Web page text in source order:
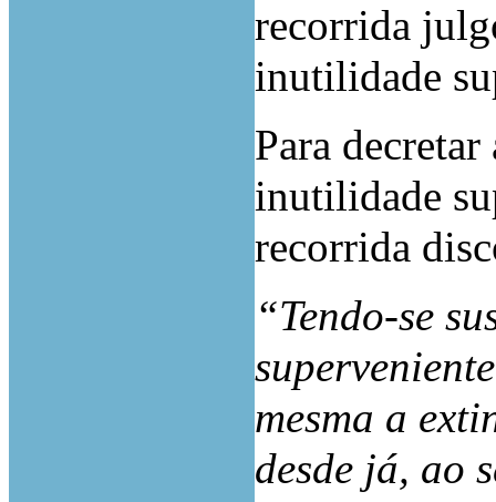
recorrida
inutilidade
Para
inutilidade
recorrida
“Tendo-se
mesma a
desde já, ao